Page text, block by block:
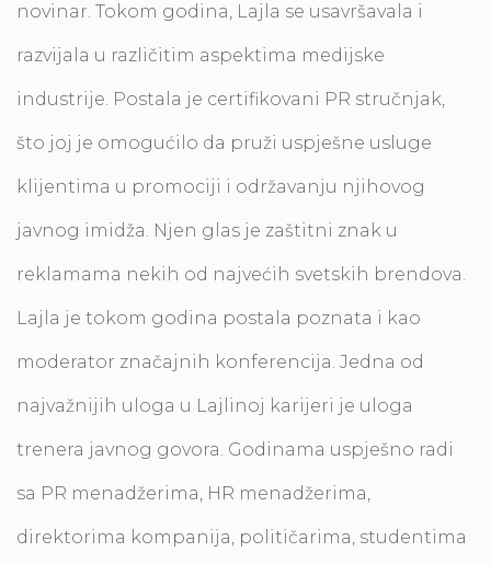
novinar. Tokom godina, Lajla se usavršavala i
razvijala u različitim aspektima medijske
industrije. Postala je certifikovani PR stručnjak,
što joj je omogućilo da pruži uspješne usluge
klijentima u promociji i održavanju njihovog
javnog imidža. Njen glas je zaštitni znak u
reklamama nekih od najvećih svetskih brendova.
Lajla je tokom godina postala poznata i kao
moderator značajnih konferencija. Jedna od
najvažnijih uloga u Lajlinoj karijeri je uloga
trenera javnog govora. Godinama uspješno radi
sa PR menadžerima, HR menadžerima,
direktorima kompanija, političarima, studentima